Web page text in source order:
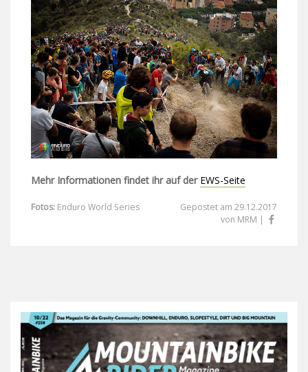
Mehr Informationen findet ihr auf der EWS-Seite
Fotos: Enduro World Series
Gepostet am 29.12.2017
von MRM |